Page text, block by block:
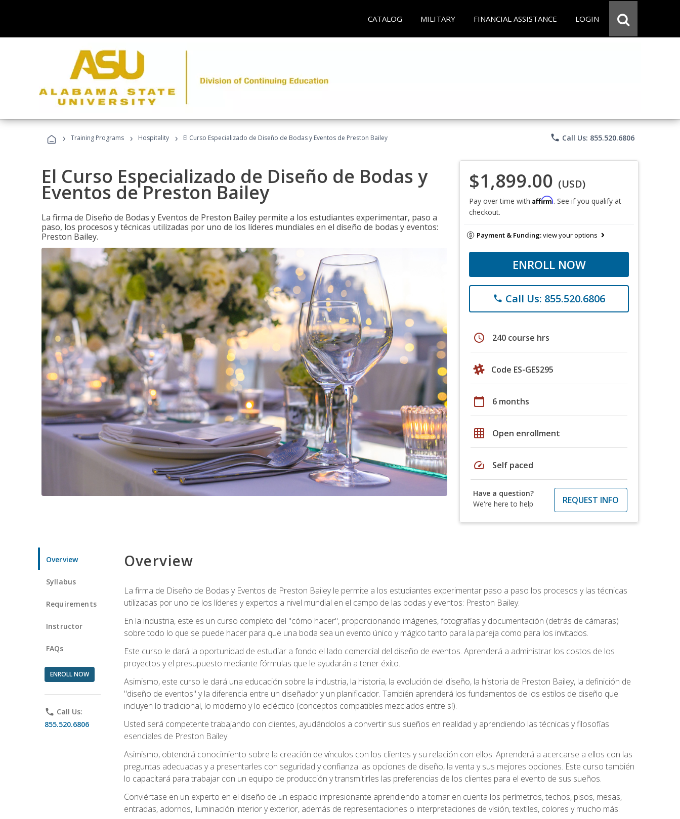
CATALOG MILITARY FINANCIAL ASSISTANCE LOGIN
› Training Programs › Hospitality › El Curso Especializado de Diseño de Bodas y Eventos de Preston Bailey phone Call Us: 855.520.6806
El Curso Especializado de Diseño de Bodas y
Eventos de Preston Bailey
La firma de Diseño de Bodas y Eventos de Preston Bailey permite a los estudiantes experimentar, paso a
paso, los procesos y técnicas utilizadas por uno de los líderes mundiales en el diseño de bodas y eventos:
Preston Bailey.
$1,899.00 (USD)
Pay over time with Affirm. See if you qualify at
checkout.
Payment & Funding:view your options
ENROLL NOW
phone Call Us: 855.520.6806
schedule 240 course hrs
Code ES-GES295
calendar_today 6 months
grid_on Open enrollment
speed Self paced
Have a question?
We're here to help
REQUEST INFO
Overview
Syllabus
Requirements
Instructor
FAQs
ENROLL NOW
phone Call Us:
855.520.6806
Overview
La firma de Diseño de Bodas y Eventos de Preston Bailey le permite a los estudiantes experimentar paso a paso los procesos y las técnicas
utilizadas por uno de los líderes y expertos a nivel mundial en el campo de las bodas y eventos: Preston Bailey.
En la industria, este es un curso completo del "cómo hacer", proporcionando imágenes, fotografías y documentación (detrás de cámaras)
sobre todo lo que se puede hacer para que una boda sea un evento único y mágico tanto para la pareja como para los invitados.
Este curso le dará la oportunidad de estudiar a fondo el lado comercial del diseño de eventos. Aprenderá a administrar los costos de los
proyectos y el presupuesto mediante fórmulas que le ayudarán a tener éxito.
Asimismo, este curso le dará una educación sobre la industria, la historia, la evolución del diseño, la historia de Preston Bailey, la definición de
"diseño de eventos" y la diferencia entre un diseñador y un planificador. También aprenderá los fundamentos de los estilos de diseño que
incluyen lo tradicional, lo moderno y lo ecléctico (conceptos compatibles mezclados entre sí).
Usted será competente trabajando con clientes, ayudándolos a convertir sus sueños en realidad y aprendiendo las técnicas y filosofías
esenciales de Preston Bailey.
Asimismo, obtendrá conocimiento sobre la creación de vínculos con los clientes y su relación con ellos. Aprenderá a acercarse a ellos con las
preguntas adecuadas y a presentarles con seguridad y confianza las opciones de diseño, la venta y sus mejores opciones. Este curso también
lo capacitará para trabajar con un equipo de producción y transmitirles las preferencias de los clientes para el evento de sus sueños.
Conviértase en un experto en el diseño de un espacio impresionante aprendiendo a tomar en cuenta los perímetros, techos, pisos, mesas,
entradas, adornos, iluminación interior y exterior, además de representaciones o interpretaciones de visión, textiles, colores y mucho más.